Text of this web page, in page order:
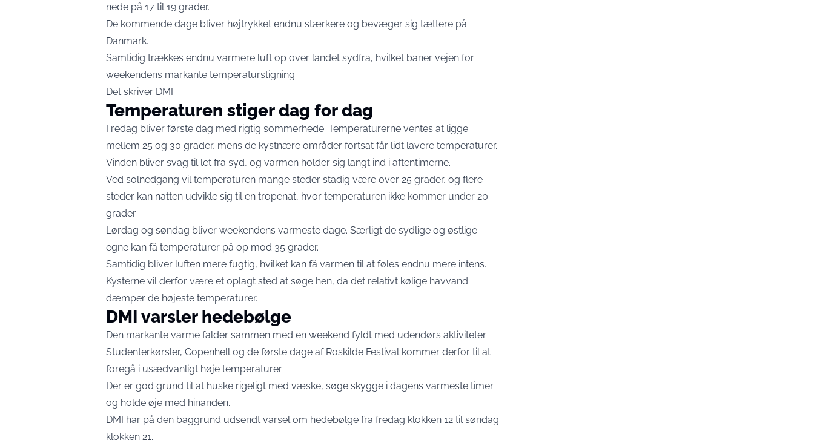
nede på 17 til 19 grader.
De kommende dage bliver højtrykket endnu stærkere og bevæger sig tættere på
Danmark.
Samtidig trækkes endnu varmere luft op over landet sydfra, hvilket baner vejen for
weekendens markante temperaturstigning.
Det skriver DMI.
Temperaturen stiger dag for dag
Fredag bliver første dag med rigtig sommerhede. Temperaturerne ventes at ligge
mellem 25 og 30 grader, mens de kystnære områder fortsat får lidt lavere temperaturer.
Vinden bliver svag til let fra syd, og varmen holder sig langt ind i aftentimerne.
Ved solnedgang vil temperaturen mange steder stadig være over 25 grader, og flere
steder kan natten udvikle sig til en tropenat, hvor temperaturen ikke kommer under 20
grader.
Lørdag og søndag bliver weekendens varmeste dage. Særligt de sydlige og østlige
egne kan få temperaturer på op mod 35 grader.
Samtidig bliver luften mere fugtig, hvilket kan få varmen til at føles endnu mere intens.
Kysterne vil derfor være et oplagt sted at søge hen, da det relativt kølige havvand
dæmper de højeste temperaturer.
DMI varsler hedebølge
Den markante varme falder sammen med en weekend fyldt med udendørs aktiviteter.
Studenterkørsler, Copenhell og de første dage af Roskilde Festival kommer derfor til at
foregå i usædvanligt høje temperaturer.
Der er god grund til at huske rigeligt med væske, søge skygge i dagens varmeste timer
og holde øje med hinanden.
DMI har på den baggrund udsendt varsel om hedebølge fra fredag klokken 12 til søndag
klokken 21.